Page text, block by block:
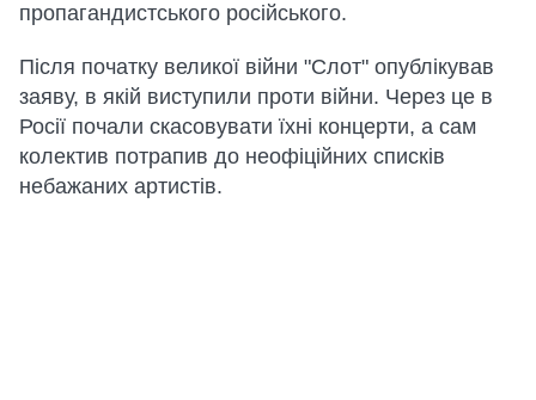
пропагандистського російського.
Після початку великої війни "Слот" опублікував
заяву, в якій виступили проти війни. Через це в
Росії почали скасовувати їхні концерти, а сам
колектив потрапив до неофіційних списків
небажаних артистів.